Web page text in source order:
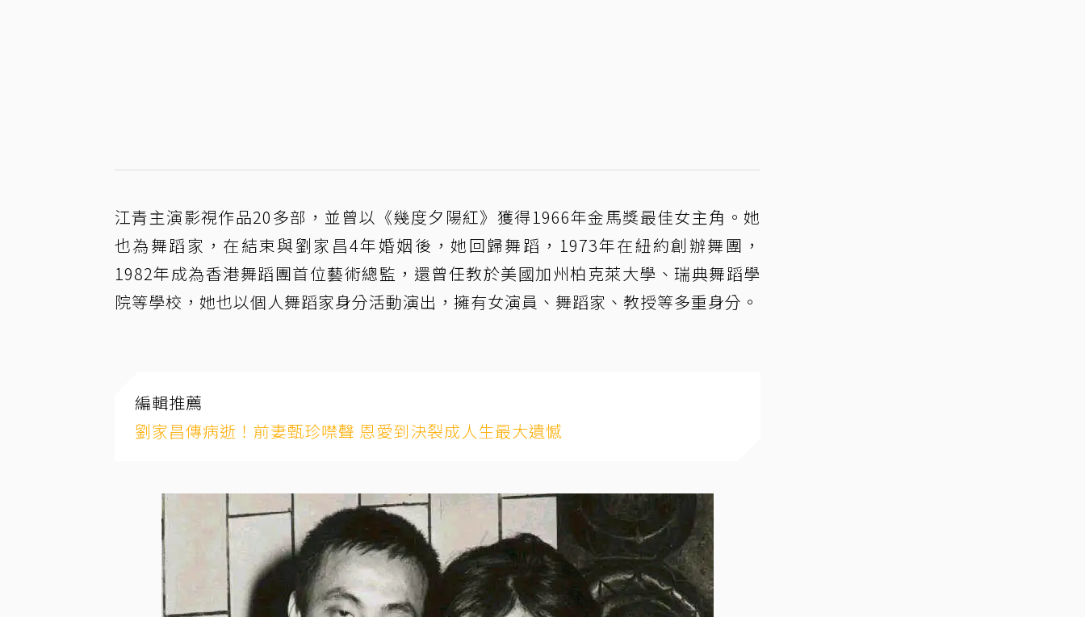
江青主演影視作品20多部，並曾以《幾度夕陽紅》獲得1966年金馬獎最佳女主角。她
也為舞蹈家，在結束與劉家昌4年婚姻後，她回歸舞蹈，1973年在紐約創辦舞團，
1982年成為香港舞蹈團首位藝術總監，還曾任教於美國加州柏克萊大學、瑞典舞蹈學
院等學校，她也以個人舞蹈家身分活動演出，擁有女演員、舞蹈家、教授等多重身分。
編輯推薦
劉家昌傳病逝！前妻甄珍噤聲 恩愛到決裂成人生最大遺憾